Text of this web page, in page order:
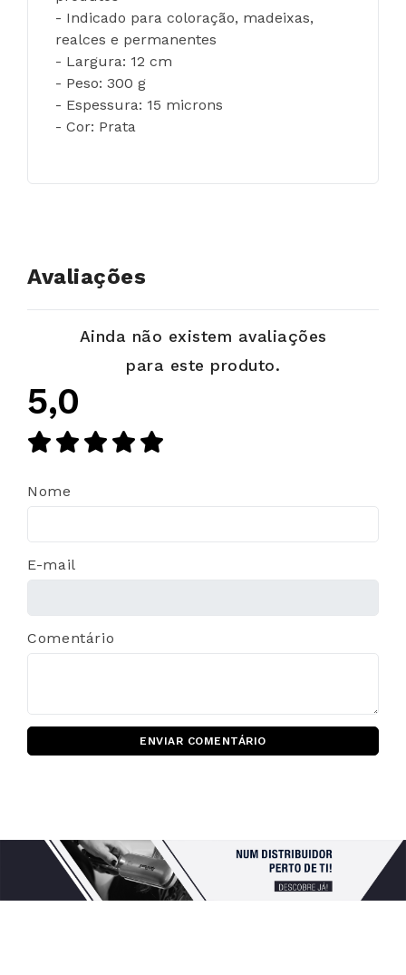
- Indicado para coloração, madeixas,
realces e permanentes
- Largura: 12 cm
- Peso: 300 g
- Espessura: 15 microns
- Cor: Prata
Avaliações
Ainda não existem avaliações
para este produto.
5,0
Nome
E-mail
Comentário
ENVIAR COMENTÁRIO